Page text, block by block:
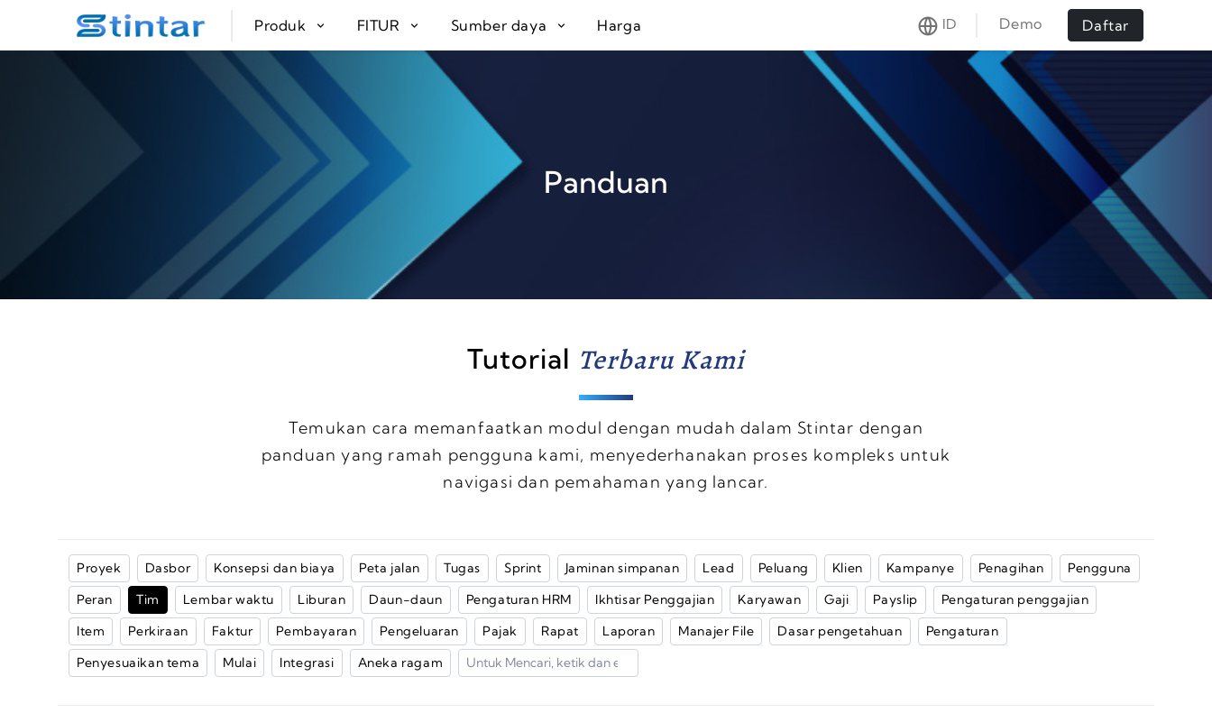
Produk FITUR Sumber daya Harga ID Demo Daftar
Panduan
Tutorial Terbaru Kami
Temukan cara memanfaatkan modul dengan mudah dalam Stintar dengan
panduan yang ramah pengguna kami, menyederhanakan proses kompleks untuk
navigasi dan pemahaman yang lancar.
Proyek Dasbor Konsepsi dan biaya Peta jalan Tugas Sprint Jaminan simpanan Lead Peluang Klien Kampanye Penagihan
Pengguna
Peran
Tim Lembar waktu Liburan Daun-daun Pengaturan HRM Ikhtisar Penggajian Karyawan Gaji Payslip
Pengaturan penggajian
Item
Perkiraan Faktur Pembayaran Pengeluaran Pajak Rapat Laporan Manajer File Dasar pengetahuan
Pengaturan
Penyesuaikan tema
Mulai Integrasi Aneka ragam